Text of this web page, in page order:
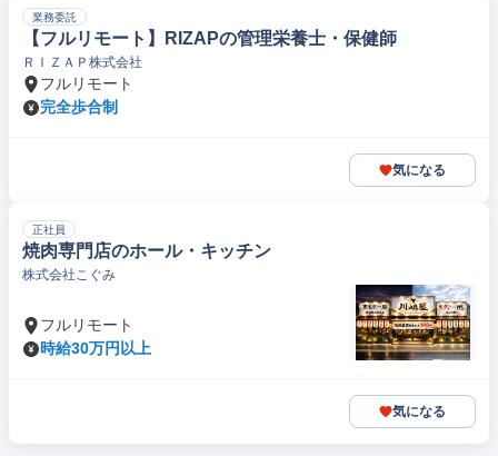
業務委託
【フルリモート】RIZAPの管理栄養士・保健師
ＲＩＺＡＰ株式会社
フルリモート
完全歩合制
気になる
正社員
焼肉専門店のホール・キッチン
株式会社こぐみ
フルリモート
時給30万円以上
気になる